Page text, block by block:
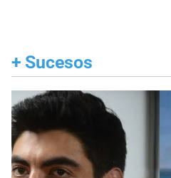
+ Sucesos